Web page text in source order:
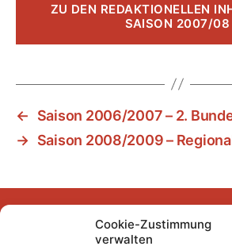
Cookie-Zustimmung
verwalten
ZU DEN REDAKTIONELLEN
SAISON 2007/08
←
Saison 2006/2007 – 2.
→ Saison 2008/2009 –
FacebookInstagram
YouTubeMastodonBluesky